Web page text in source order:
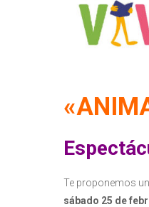
Te proponemos
sábado 25 de